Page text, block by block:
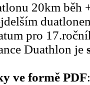
20km běh
pro
Duathlon je
ve formě PDF